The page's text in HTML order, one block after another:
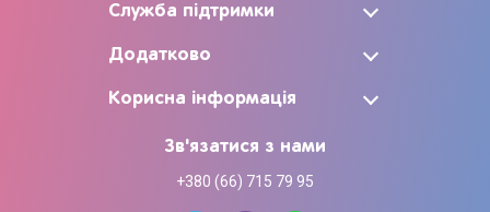
Служба підтримки
Додатково
Корисна інформація
Зв'язатися з нами
+380 (66) 715 79 95